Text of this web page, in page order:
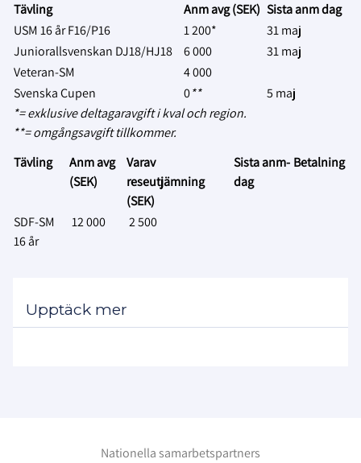
Tävling Anm avg (SEK) Sista anm dag
USM 16 år F16/P16
1 200*
31 maj
Juniorallsvenskan DJ18/HJ18
6 000
31 maj
Veteran-SM
4 000
Svenska Cupen
0**
5 maj
*= exklusive deltagaravgift i kval och region.
**= omgångsavgift tillkommer.
Tävling
Anm avg
(SEK)
Varav
reseutjämning
(SEK)
Sista anm-
dag
Betalning
SDF-SM
16 år
12 000 2 500
Upptäck mer
Nationella samarbetspartners